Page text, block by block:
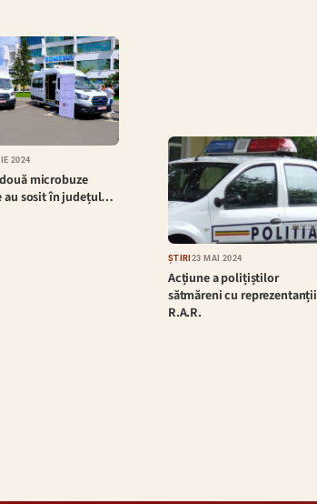
2024
microbuze
au sosit în județul…
ȘTIRI 23 MAI 2024
Acțiune a polițiștilor
sătmăreni cu reprezentanții
R.A.R.